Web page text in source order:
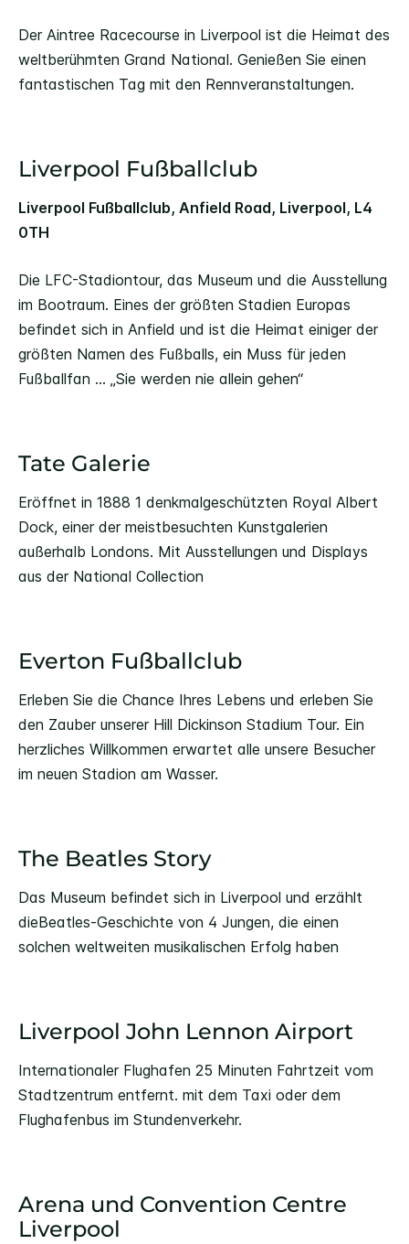
Der Aintree Racecourse in Liverpool ist die Heimat des
weltberühmten Grand National. Genießen Sie einen
fantastischen Tag mit den Rennveranstaltungen.
Liverpool Fußballclub
Liverpool Fußballclub, Anfield Road, Liverpool, L4
0TH
Die LFC-Stadiontour, das Museum und die Ausstellung
im Bootraum. Eines der größten Stadien Europas
befindet sich in Anfield und ist die Heimat einiger der
größten Namen des Fußballs, ein Muss für jeden
Fußballfan ... „Sie werden nie allein gehen“
Tate Galerie
Eröffnet in 1888 1 denkmalgeschützten Royal Albert
Dock, einer der meistbesuchten Kunstgalerien
außerhalb Londons. Mit Ausstellungen und Displays
aus der National Collection
Everton Fußballclub
Erleben Sie die Chance Ihres Lebens und erleben Sie
den Zauber unserer Hill Dickinson Stadium Tour. Ein
herzliches Willkommen erwartet alle unsere Besucher
im neuen Stadion am Wasser.
The Beatles Story
Das Museum befindet sich in Liverpool und erzählt
dieBeatles-Geschichte von 4 Jungen, die einen
solchen weltweiten musikalischen Erfolg haben
Liverpool John Lennon Airport
Internationaler Flughafen 25 Minuten Fahrtzeit vom
Stadtzentrum entfernt. mit dem Taxi oder dem
Flughafenbus im Stundenverkehr.
Arena und Convention Centre
Liverpool